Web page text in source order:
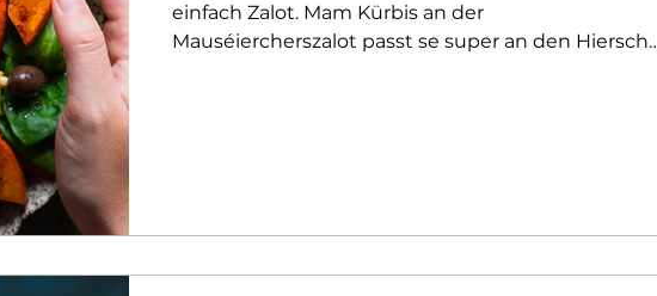
einfach Zalot. Mam Kürbis an der
Mauséiercherszalot passt se super an den Hierscht